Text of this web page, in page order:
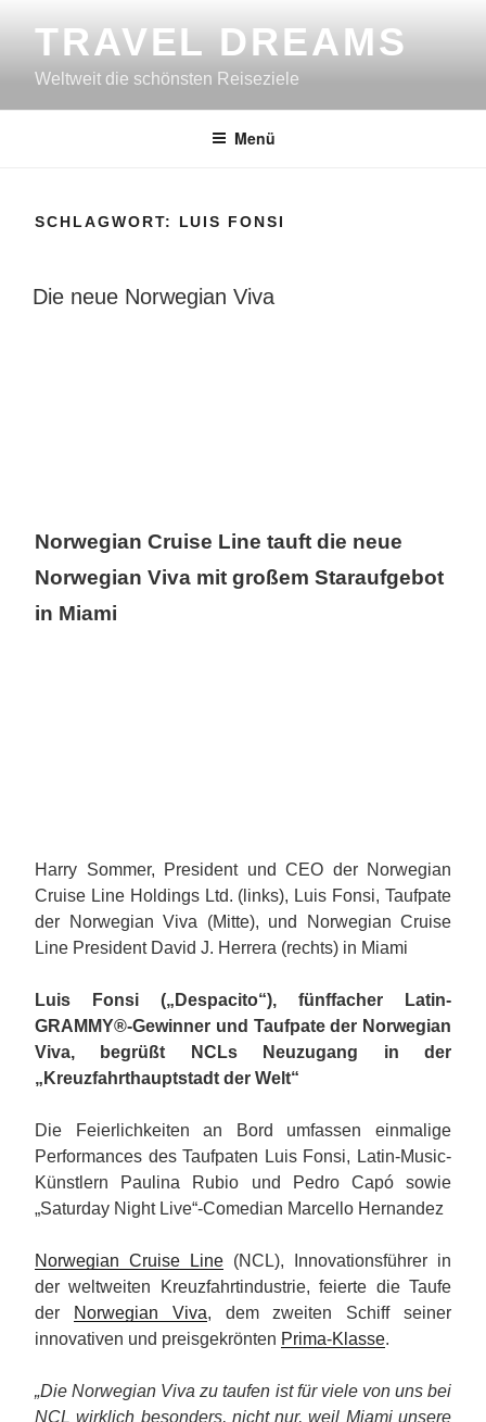
InhaltTRAVEL DREAMS
Weltweit die schönsten Reiseziele
Menü
SCHLAGWORT: LUIS FONSI
VERÖFFENTLICHT
Die neue Norwegian Viva
Norwegian Cruise Line tauft die neue
Norwegian Viva mit großem Staraufgebot
in Miami
Harry Sommer, President und CEO der Norwegian
Cruise Line Holdings Ltd. (links), Luis Fonsi, Taufpate
der Norwegian Viva (Mitte), und Norwegian Cruise
Line President David J. Herrera (rechts) in Miami
Luis Fonsi („Despacito“), fünffacher Latin-
GRAMMY®-Gewinner und Taufpate der Norwegian
Viva, begrüßt NCLs Neuzugang in der
„Kreuzfahrthauptstadt der Welt“
Die Feierlichkeiten an Bord umfassen einmalige
Performances des Taufpaten Luis Fonsi, Latin-Music-
Künstlern Paulina Rubio und Pedro Capó sowie
„Saturday Night Live“-Comedian Marcello Hernandez
Norwegian Cruise Line (NCL), Innovationsführer in
der weltweiten Kreuzfahrtindustrie, feierte die Taufe
der
Norwegian Viva, dem zweiten Schiff seiner
innovativen und preisgekrönten Prima-Klasse.
„Die Norwegian Viva zu taufen ist für viele von uns bei
NCL wirklich besonders, nicht nur, weil Miami unsere